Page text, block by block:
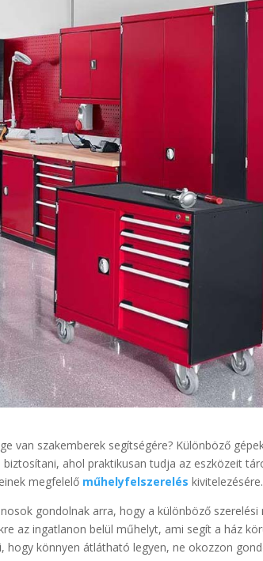
van szakemberek segítségére? Különböző
ahol praktikusan tudja az eszközeit
megfelelő műhelyfelszerelés kivitelezésére.
gondolnak arra, hogy a különböző szerelési
az ingatlanon belül műhelyt, ami segít a ház
hogy könnyen átlátható legyen, ne okozzon